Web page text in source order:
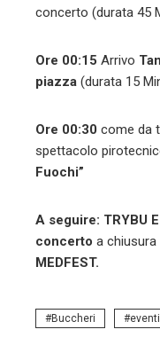
concerto (durata 45
Ore 00:15 Arrivo
piazza (durata 15
Ore 00:30 come da
spettacolo
Fuochi”
A seguire: TRYBU
concerto a chiusura
MEDFEST.
Buccheri eventi